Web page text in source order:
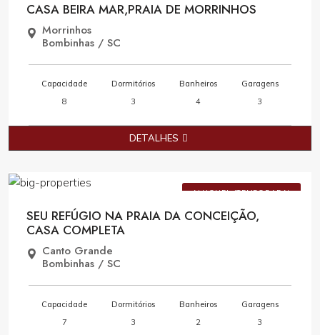
CASA BEIRA MAR,PRAIA DE MORRINHOS
Morrinhos
Bombinhas / SC
Capacidade
8
Dormitórios
3
Banheiros
4
Garagens
3
DETALHES
ALUGUEL (TEMPORADA)
SEU REFÚGIO NA PRAIA DA CONCEIÇÃO,
CASA COMPLETA
Canto Grande
Bombinhas / SC
Capacidade
7
Dormitórios
3
Banheiros
2
Garagens
3